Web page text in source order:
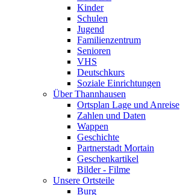
Kinder
Schulen
Jugend
Familienzentrum
Senioren
VHS
Deutschkurs
Soziale Einrichtungen
Über Thannhausen
Ortsplan Lage und Anreise
Zahlen und Daten
Wappen
Geschichte
Partnerstadt Mortain
Geschenkartikel
Bilder - Filme
Unsere Ortsteile
Burg